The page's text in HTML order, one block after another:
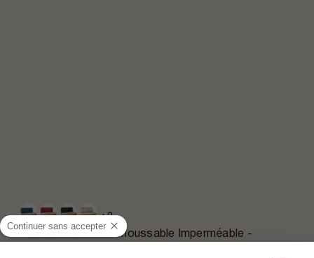
+2
Coussin Palette Déhoussable Imperméable -
Continuer sans accepter